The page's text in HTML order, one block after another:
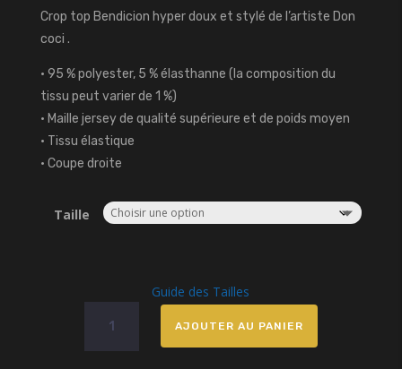
Crop top Bendicion hyper doux et stylé de l’artiste Don
coci .
• 95 % polyester, 5 % élasthanne (la composition du
tissu peut varier de 1 %)
• Maille jersey de qualité supérieure et de poids moyen
• Tissu élastique
• Coupe droite
Taille
Guide des Tailles
Crop
AJOUTER AU PANIER